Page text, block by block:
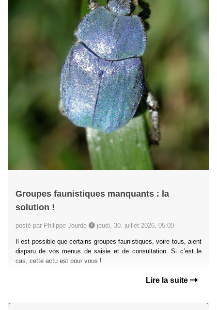
Groupes faunistiques manquants : la
solution !
posté par Philippe Jourde jeudi, 30. juillet 2026, 05:00
Il est possible que certains groupes faunistiques, voire tous, aient
disparu de vos menus de saisie et de consultation. Si c’est le
cas, cette actu est pour vous !
Lire la suite